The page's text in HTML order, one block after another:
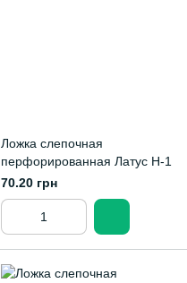
Ложка слепочная
перфорированная Латус Н-1
70.20 грн